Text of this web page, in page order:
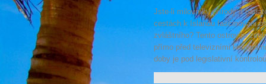
Jste-li milovníky přírody a
cestách k Islandu fascinováni
zvláštního? Tento ostrov je
přímo před televizními
doby je pod legislativní